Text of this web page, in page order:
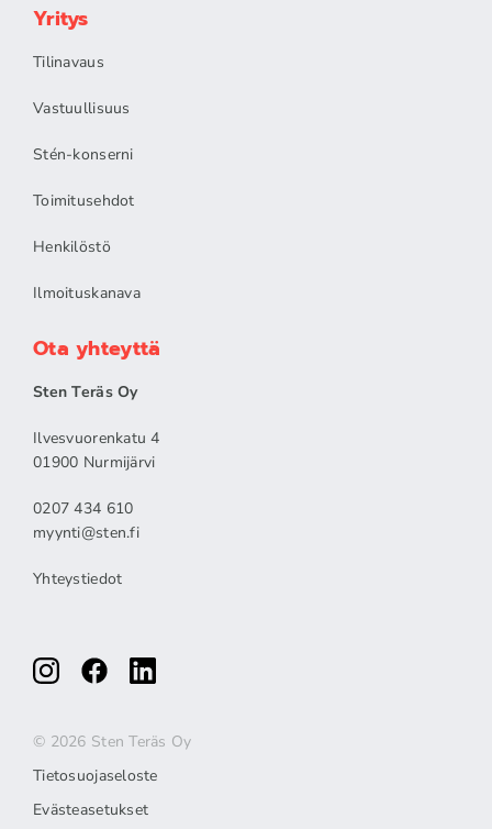
Yritys
Tilinavaus
Vastuullisuus
Stén-konserni
Toimitusehdot
Henkilöstö
Ilmoituskanava
Ota yhteyttä
Sten Teräs Oy
Ilvesvuorenkatu 4
01900 Nurmijärvi
0207 434 610
myynti@sten.fi
Yhteystiedot
© 2026 Sten Teräs Oy
Tietosuojaseloste
Evästeasetukset